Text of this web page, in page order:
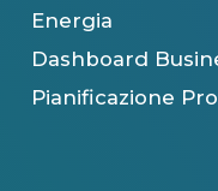
Energia
Dashboard
Pianificazione